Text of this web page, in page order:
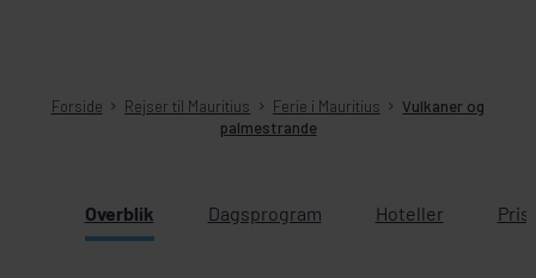
Forside Rejser til Mauritius Ferie i Mauritius
Vulkaner og
palmestrande
Overblik Dagsprogram Hoteller